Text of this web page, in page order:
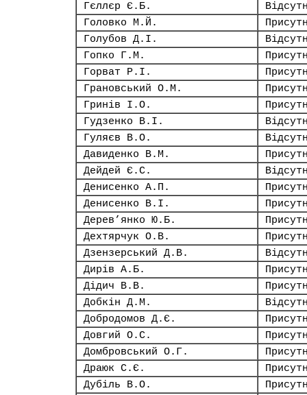
Гєллєр Є.Б.
Головко М.Й.
Голубов Д.І.
Гопко Г.М.
Горват Р.І.
Грановський О.М.
Гринів І.О.
Гудзенко В.І.
Гуляєв В.О.
Давиденко В.М.
Дейдей Є.С.
Денисенко А.П.
Денисенко В.І.
Дерев’янко Ю.Б.
Дехтярчук О.В.
Дзензерський Д.В.
Дирів А.Б.
Дідич В.В.
Добкін Д.М.
Добродомов Д.Є.
Довгий О.С.
Домбровський О.Г.
Драюк С.Є.
Дубіль В.О.